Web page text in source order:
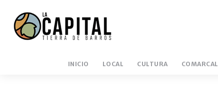
INICIO LOCAL CULTURA COMARCAL